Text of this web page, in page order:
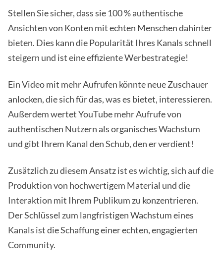
Stellen Sie sicher, dass sie 100 % authentische
Ansichten von Konten mit echten Menschen dahinter
bieten. Dies kann die Popularität Ihres Kanals schnell
steigern und ist eine effiziente Werbestrategie!
Ein Video mit mehr Aufrufen könnte neue Zuschauer
anlocken, die sich für das, was es bietet, interessieren.
Außerdem wertet YouTube mehr Aufrufe von
authentischen Nutzern als organisches Wachstum
und gibt Ihrem Kanal den Schub, den er verdient!
Zusätzlich zu diesem Ansatz ist es wichtig, sich auf die
Produktion von hochwertigem Material und die
Interaktion mit Ihrem Publikum zu konzentrieren.
Der Schlüssel zum langfristigen Wachstum eines
Kanals ist die Schaffung einer echten, engagierten
Community.